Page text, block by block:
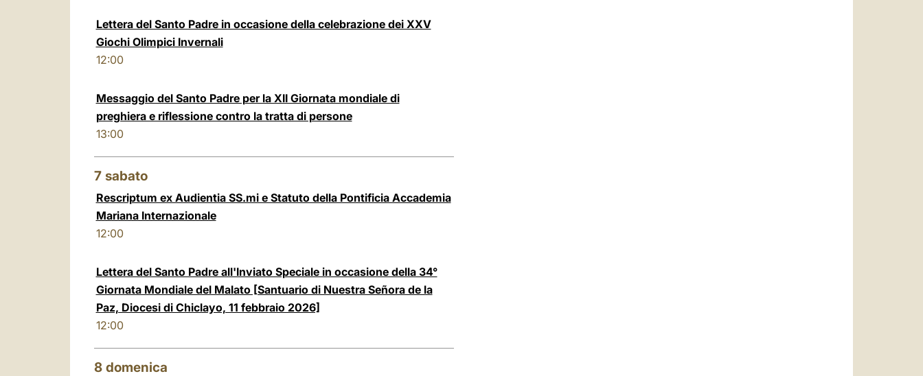
Lettera del Santo Padre in occasione della celebrazione dei XXV
Giochi Olimpici Invernali
12:00
Messaggio del Santo Padre per la XII Giornata mondiale di
preghiera e riflessione contro la tratta di persone
13:00
7 sabato
Rescriptum ex Audientia SS.mi e Statuto della Pontificia Accademia
Mariana Internazionale
12:00
Lettera del Santo Padre all'Inviato Speciale in occasione della 34°
Giornata Mondiale del Malato [Santuario di Nuestra Señora de la
Paz, Diocesi di Chiclayo, 11 febbraio 2026]
12:00
8 domenica